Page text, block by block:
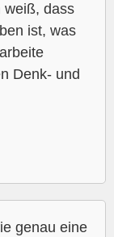
weiß, dass
ist, was
Denk- und
genau eine